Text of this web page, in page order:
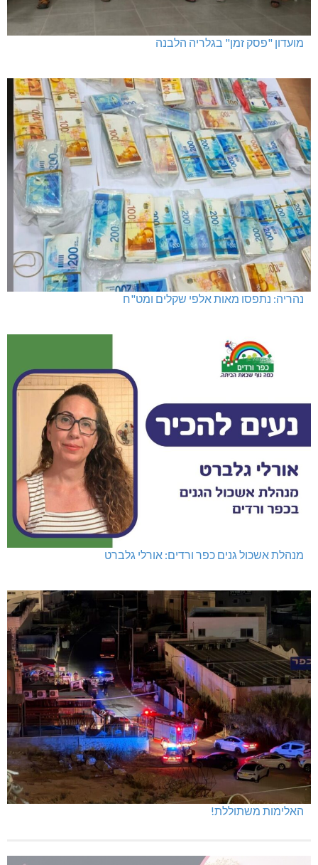
מועדון "פסק זמן" בגלריה הלבנה
נהריה: נתפסו מאות אלפי שקלים ומט"ח
מנהלת אשכול גנים כפר ורדים: אורלי גלברט
האלימות משתוללת!